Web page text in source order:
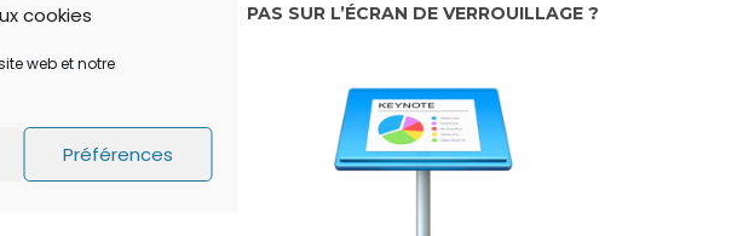
cookies
web et notre
Préférences
PAS SUR L’ÉCRAN DE VERROUILLAGE ?